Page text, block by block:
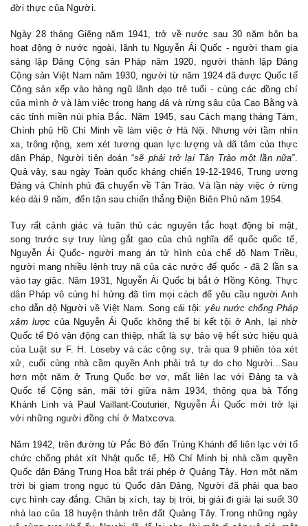
đời thực của Người.
Ngày 28 tháng Giêng năm 1941, trở về nước sau 30 năm bôn ba
hoạt động ở nước ngoài, lãnh tụ Nguyễn Ái Quốc - người tham gia
sáng lập Đảng Cộng sản Pháp năm 1920, người thành lập Đảng
Cộng sản Việt Nam năm 1930, người từ năm 1924 đã được Quốc tế
Cộng sản xếp vào hàng ngũ lãnh đạo trẻ tuổi - cùng các đồng chí
của mình ở và làm việc trong hang đá và rừng sâu của Cao Bằng và
các tỉnh miền núi phía Bắc. Năm 1945, sau Cách mạngt háng Tám,
Chính phủ Hồ Chí Minh về làm việc ở Hà Nội. Nhưng với tầm nhìn
xa, trông rộng, xem xét tương quan lực lượng và dã tâm của thực
dân Pháp, Người tiên đoán “sẽ phải trở lại Tân Trào một lần nữa”.
Quả vậy, sau ngày Toàn quốc kháng chiến 19-12-1946, Trung ương
Đảng và Chính phủ đã chuyển về Tân Trào. Và lần này việc ở rừng
kéo dài 9 năm, đến tận sau chiến thắng Điện Biên Phủ năm 1954.
Tuy rất cảnh giác và tuân thủ các nguyên tắc hoạt động bí mật,
song trước sự truy lùng gắt gao của chủ nghĩa đế quốc quốc tế,
Nguyễn Ái Quốc- người mang án tử hình của chế độ Nam Triều,
người mang nhiều lệnh truy nã của các nước đế quốc - đã 2 lần sa
vào tay giặc. Năm 1931, Nguyễn Ái Quốc bị bắt ở Hồng Kông. Thực
dân Pháp vô cùng hí hửng đã tìm mọi cách để yêu cầu người Anh
cho dẫn độ Người về Việt Nam. Song cái tội: yêu nước chống Pháp
xâm lược của Nguyễn Ái Quốc không thể bị kết tội ở Anh, lại nhờ
Quốc tế Đỏ vận động can thiệp, nhất là sự bảo vệ hết sức hiệu quả
của Luật sư F. H. Losebyvà các cộng sự, trải qua 9 phiên tòa xét
xử, cuối cùng nhà cầm quyền Anh phải trả tự do cho Người...Sau
hơn một năm ở Trung Quốc bơ vơ, mất liên lạc với Đảng ta và
Quốc tế Cộng sản, mãi tới giữa năm 1934, thông qua bà Tống
Khánh Linh và Paul Vaillant-Couturier, Nguyễn Ái Quốc mới trở lại
với những người đồng chí ở Matxcơva.
Năm 1942, trên đường từ Pắc Bó đến Trùng Khánh để liên lạc với tổ
chức chống phát xít Nhật quốc tế, Hồ Chí Minh bị nhà cầm quyền
Quốc dân Đảng Trung Hoa bắt trái phép ở Quảng Tây. Hơn một năm
trời bị giam trong ngục tù Quốcdân Đảng, Người đã phải qua bao
cực hình cay đắng. Chân bị xích, tay bị trói, bị giải đi giải lại suốt 30
nhà lao của 18 huyện thành trên đất Quảng Tây. Trong những ngày